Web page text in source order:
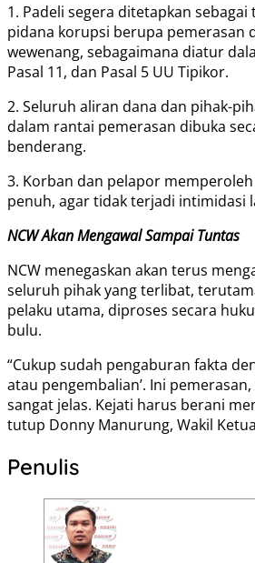
1. Padeli segera ditetapkan
pidana korupsi berupa pemerasan
wewenang, sebagaimana diatur
Pasal 11, dan Pasal 5 UU Tipikor.
2. Seluruh aliran dana dan pihak-
dalam rantai pemerasan dibuka
benderang.
3. Korban dan pelapor
penuh, agar tidak terjadi intimidasi
NCW Akan Mengawal Sampai Tuntas
NCW menegaskan akan terus
seluruh pihak yang terlibat,
pelaku utama, diproses secara
bulu.
“Cukup sudah pengaburan fakta
atau pengembalian’. Ini
sangat jelas. Kejati harus berani
tutup Donny Manurung, Wakil
Penulis